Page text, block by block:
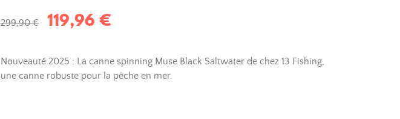
299,90 € 119,96 €
Nouveauté 2025 : La canne spinning Muse Black Saltwater de chez 13 Fishing,
une canne robuste pour la pêche en mer.